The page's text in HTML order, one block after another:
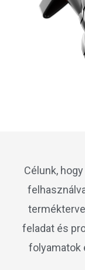
Célunk,
feladat és
folyamatok